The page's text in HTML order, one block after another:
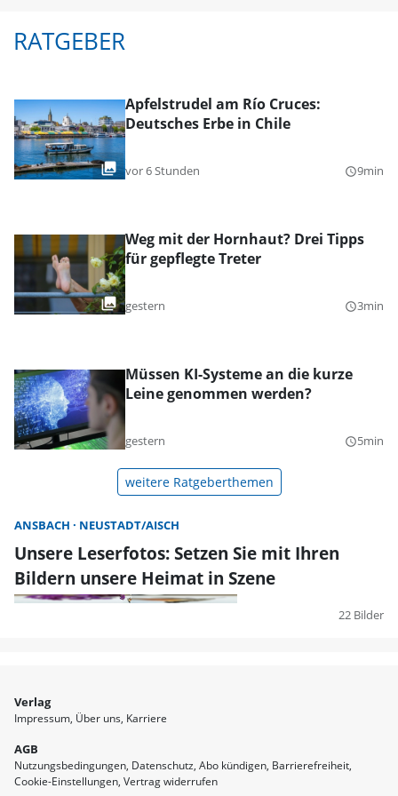
RATGEBER
Apfelstrudel am Río Cruces:
Deutsches Erbe in Chile
vor 6 Stunden query_builder9min
Weg mit der Hornhaut? Drei Tipps
für gepflegte Treter
gestern query_builder3min
Müssen KI-Systeme an die kurze
Leine genommen werden?
gestern query_builder5min
weitere Ratgeberthemen
ANSBACH NEUSTADT/AISCH
Unsere Leserfotos: Setzen Sie mit Ihren
Bildern unsere Heimat in Szene
22 Bilder
Verlag
Impressum Über uns Karriere
AGB
Nutzungsbedingungen Datenschutz Abo kündigen Barrierefreiheit
Cookie-Einstellungen Vertrag widerrufen